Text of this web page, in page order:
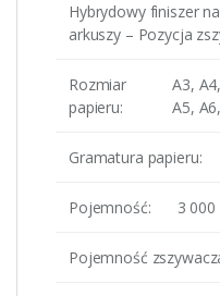
Hybrydowy finiszer
arkuszy – Pozycja
Rozmiar
papieru:
A3,
A5,
Gramatura papieru:
Pojemność: 3
Pojemność